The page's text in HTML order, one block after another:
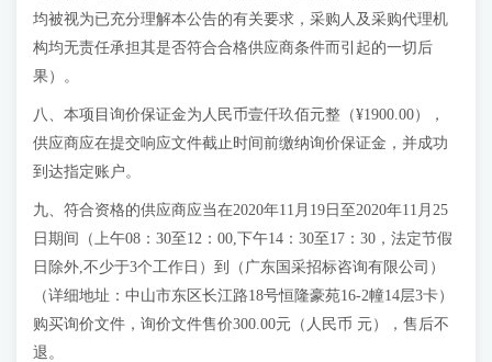
均被视为已充分理解本公告的有关要求，采购人及采购代理机
构均无责任承担其是否符合合格供应商条件而引起的一切后
果）。
八、本项目询价保证金为人民币壹仟玖佰元整（¥1900.00），
供应商应在提交响应文件截止时间前缴纳询价保证金，并成功
到达指定账户。
九、符合资格的供应商应当在2020年11月19日至2020年11月25
日期间（上午08：30至12：00,下午14：30至17：30，法定节假
日除外,不少于3个工作日）到（广东国采招标咨询有限公司）
（详细地址：中山市东区长江路18号恒隆豪苑16-2幢14层3卡）
购买询价文件，询价文件售价300.00元（人民币 元），售后不
退。